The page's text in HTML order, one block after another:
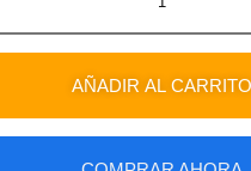
AÑADIR AL CARRITO